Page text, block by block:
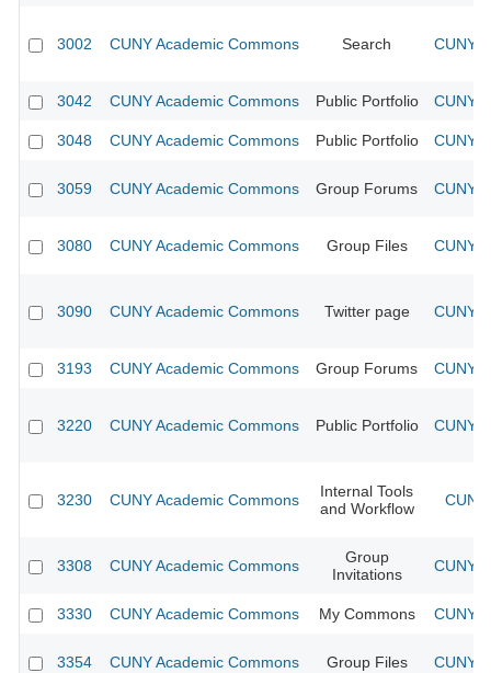
3002 CUNY Academic Commons Search CUNY
3042 CUNY Academic Commons Public Portfolio CUNY
3048 CUNY Academic Commons Public Portfolio CUNY
3059 CUNY Academic Commons Group Forums CUNY
3080 CUNY Academic Commons Group Files CUNY
3090 CUNY Academic Commons Twitter page CUNY
3193 CUNY Academic Commons Group Forums CUNY
3220 CUNY Academic Commons Public Portfolio CUNY
3230 CUNY Academic Commons
Internal Tools
and Workflow
3308 CUNY Academic Commons
Group
Invitations
CUNY
3330 CUNY Academic Commons My Commons CUNY
3354 CUNY Academic Commons Group Files CUNY